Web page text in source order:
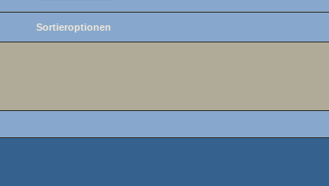
Sortieroptionen